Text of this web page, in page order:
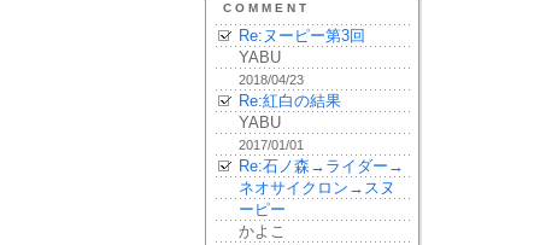
COMMENT
Re:ヌーピー第3回
YABU
2018/04/23
Re:紅白の結果
YABU
2017/01/01
Re:石ノ森→ライダー→
ネオサイクロン→スヌ
ーピー
かよこ